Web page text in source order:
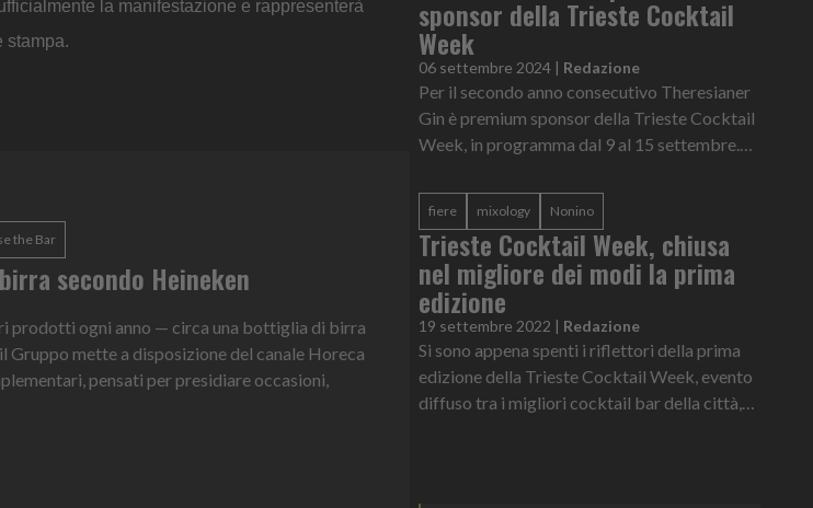
la manifestazione e rappresenterà
stampa.
the Bar
secondo Heineken
prodotti ogni anno — circa una bottiglia di birra
Gruppo mette a disposizione del canale Horeca
pensati per presidiare occasioni,
sponsor della Trieste Cocktail
Week
06 settembre 2024 | Redazione
Per il secondo anno consecutivo Theresianer
Gin è premium sponsor della Trieste Cocktail
Week, in programma dal 9 al 15 settembre.
diverse location e cock...
fiere mixology Nonino
Trieste Cocktail Week, chiusa
nel migliore dei modi la prima
edizione
19 settembre 2022 | Redazione
Si sono appena spenti i riflettori della prima
edizione della Trieste Cocktail Week, evento
diffuso tra i migliori cocktail bar della città,